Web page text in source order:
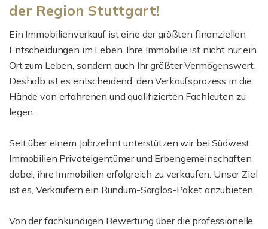
der Region Stuttgart!
Ein Immobilienverkauf ist eine der größten finanziellen
Entscheidungen im Leben. Ihre Immobilie ist nicht nur ein
Ort zum Leben, sondern auch Ihr größter Vermögenswert.
Deshalb ist es entscheidend, den Verkaufsprozess in die
Hände von erfahrenen und qualifizierten Fachleuten zu
legen.
Seit über einem Jahrzehnt unterstützen wir bei Südwest
Immobilien Privateigentümer und Erbengemeinschaften
dabei, ihre Immobilien erfolgreich zu verkaufen. Unser Ziel
ist es, Verkäufern ein Rundum-Sorglos-Paket anzubieten.
Von der fachkundigen Bewertung über die professionelle